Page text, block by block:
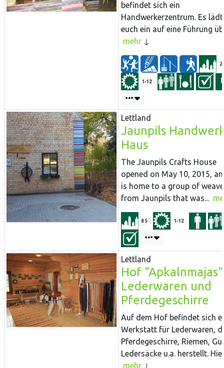
befindet sich ein
Handwerkerzentrum. Es lädt
euch ein auf eine Führung
mehr
1-12
Lettland
Jaunpils
Haus
The Jaunpils Crafts House
opened on May 10, 2015,
is home to a group of
from Jaunpils that was...
85 1-12
Lettland
Hof
Lederwaren und
Pferdegeschirre
Auf dem Hof befindet sich
Werkstatt für Lederwaren,
Pferdegeschirre, Riemen,
Ledersäcke u.a. herstellt.
mehr